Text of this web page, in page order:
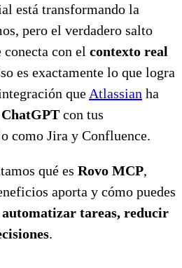
está transformando la
pero el verdadero salto
con el contexto real
es exactamente lo que logra
que Atlassian ha
ChatGPT con tus
como Jira y Confluence.
qué es Rovo MCP,
aporta y cómo puedes
automatizar tareas, reducir
.